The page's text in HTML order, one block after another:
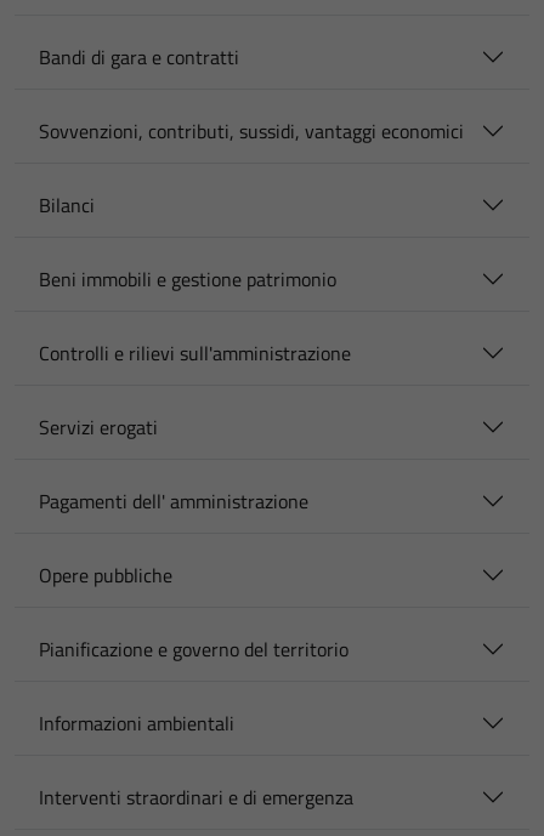
Bandi di gara e contratti
Sovvenzioni, contributi, sussidi, vantaggi economici
Bilanci
Beni immobili e gestione patrimonio
Controlli e rilievi sull'amministrazione
Servizi erogati
Pagamenti dell' amministrazione
Opere pubbliche
Pianificazione e governo del territorio
Informazioni ambientali
Interventi straordinari e di emergenza